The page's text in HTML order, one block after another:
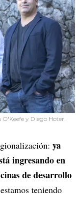
y Diego Hoter.
ya
ingresando en
de desarrollo
teniendo